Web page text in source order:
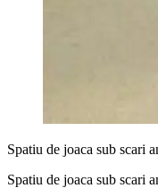
Spatiu de joaca sub scari
Spatiu de joaca sub scari